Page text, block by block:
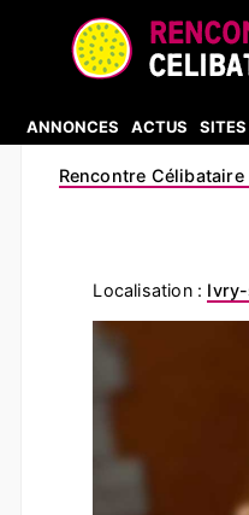
ANNONCES ACTUS SITES
Rencontre Célibataire
Localisation :